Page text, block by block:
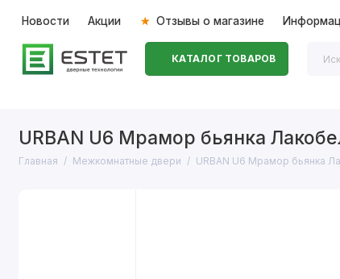
Новости Акции Отзывы о магазине
КАТАЛОГ ТОВАРОВ
URBAN U6 Мрамор бьянка
Главная Межкомнатные двери URBAN U6 Мрамор бьянка